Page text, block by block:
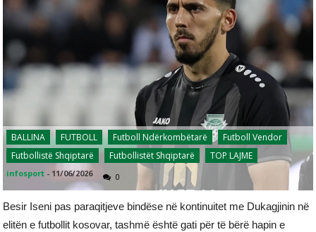
BALLINA FUTBOLL Futboll Ndërkombëtarë
Futboll Vendor
Futbollistë Shqiptarë
Futbollistët Shqiptarë TOP LAJME
infosport - 11/06/2026 0
Besir Iseni pas paraqitjeve bindëse në kontinuitet me Dukagjinin në
elitën e futbollit kosovar, tashmë është gati për të bërë hapin e